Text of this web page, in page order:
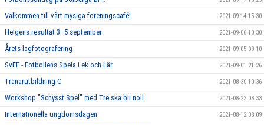
Välkommen till vårt mysiga föreningscafé! 2021-09-14 15:30
Helgens resultat 3–5 september 2021-09-06 10:30
Årets lagfotografering 2021-09-05 09:10
SvFF - Fotbollens Spela Lek och Lär 2021-09-01 21:26
Tränarutbildning C 2021-08-30 10:36
Workshop "Schysst Spel" med Tre ska bli noll 2021-08-23 08:33
Internationella ungdomsdagen 2021-08-12 08:09